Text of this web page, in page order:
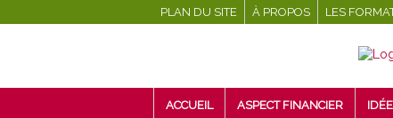
PLAN DU SITE À PROPOS LES
ACCUEIL ASPECT FINANCIER